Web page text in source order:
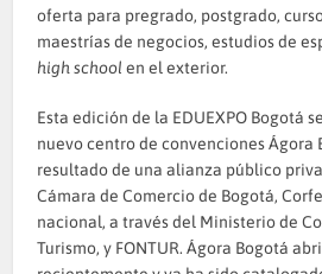
oferta para pregrado, postgrado,
maestrías de negocios, estudios de
high school en el exterior.
Esta edición de la EDUEXPO Bogotá
nuevo centro de convenciones Ágora
resultado de una alianza público
Cámara de Comercio de Bogotá,
nacional, a través del Ministerio de
Turismo, y FONTUR. Ágora Bogotá